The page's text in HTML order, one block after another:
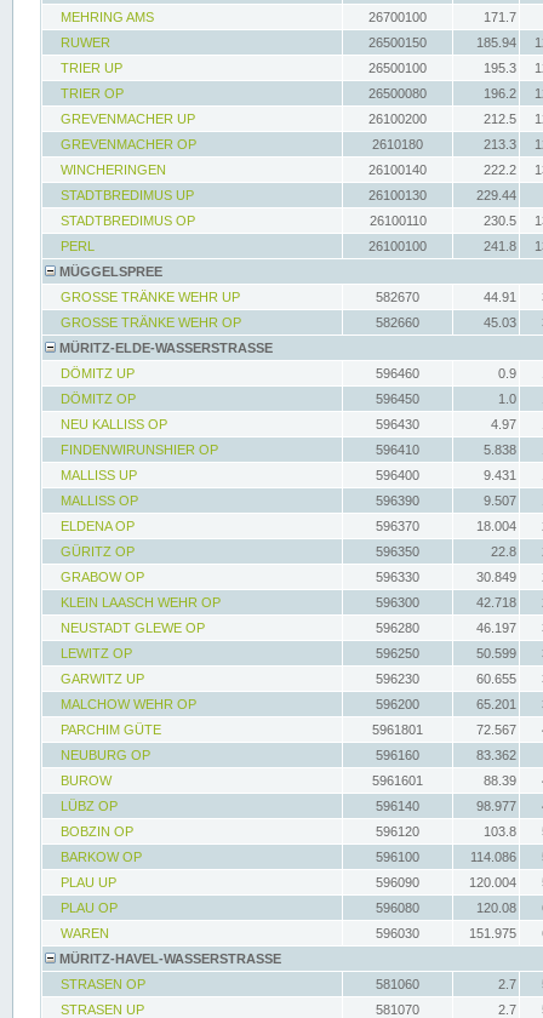
MEHRING AMS
26700100
171.7
RUWER
26500150 185.94
TRIER UP
26500100 195.3
TRIER OP
26500080 196.2
GREVENMACHER UP
26100200 212.5
GREVENMACHER OP
2610180 213.3
WINCHERINGEN
26100140 222.2
STADTBREDIMUS UP
26100130
229.44
STADTBREDIMUS OP
26100110 230.5
PERL
26100100 241.8
MÜGGELSPREE
GROSSE TRÄNKE WEHR UP
582670 44.91
GROSSE TRÄNKE WEHR OP
582660 45.03
MÜRITZ-ELDE-WASSERSTRASSE
DÖMITZ UP
596460 0.9
DÖMITZ OP
596450 1.0
NEU KALLISS OP
596430 4.97
FINDENWIRUNSHIER OP
596410 5.838
MALLISS UP
596400 9.431
MALLISS OP
596390 9.507
ELDENA OP
596370 18.004
GÜRITZ OP
596350 22.8
GRABOW OP
596330 30.849
KLEIN LAASCH WEHR OP
596300 42.718
NEUSTADT GLEWE OP
596280 46.197
LEWITZ OP
596250 50.599
GARWITZ UP
596230 60.655
MALCHOW WEHR OP
596200 65.201
PARCHIM GÜTE
5961801 72.567
NEUBURG OP
596160
83.362
BUROW
5961601 88.39
LÜBZ OP
596140 98.977
BOBZIN OP
596120 103.8
BARKOW OP
596100 114.086
PLAU UP
596090 120.004
PLAU OP
596080 120.08
WAREN
596030 151.975
MÜRITZ-HAVEL-WASSERSTRASSE
STRASEN OP
581060 2.7
STRASEN UP
581070 2.7